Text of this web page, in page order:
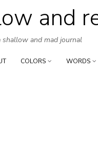
and
shallow and mad journal
COLORS WORDS